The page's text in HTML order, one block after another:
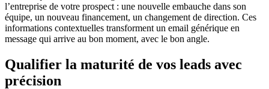
l’entreprise de votre prospect : une nouvelle embauche dans son
équipe, un nouveau financement, un changement de direction. Ces
informations contextuelles transforment un email générique en
message qui arrive au bon moment, avec le bon angle.
Qualifier la maturité de vos leads avec
précision